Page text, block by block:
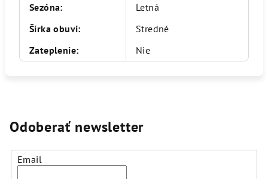
Sezóna:
Letná
Šírka obuvi:
Stredné
Zateplenie: Nie
Odoberať newsletter
Email